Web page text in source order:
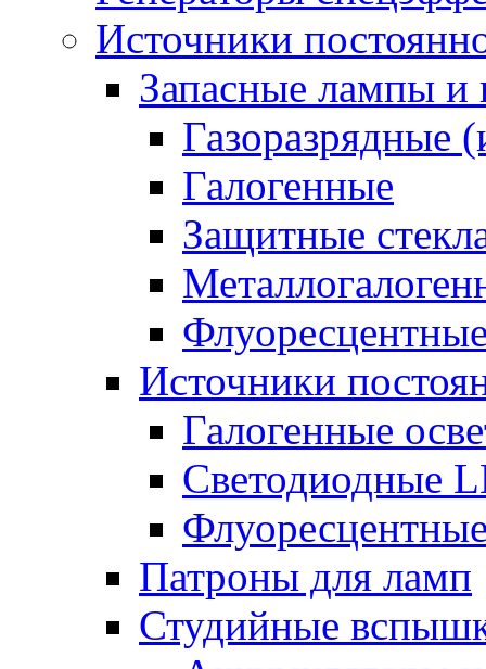
Источники
Запасные лампы и
Газоразрядные
Галогенные
Защитные
Источники
Галогенные
Светодиодные
Патроны для ламп
Студийные